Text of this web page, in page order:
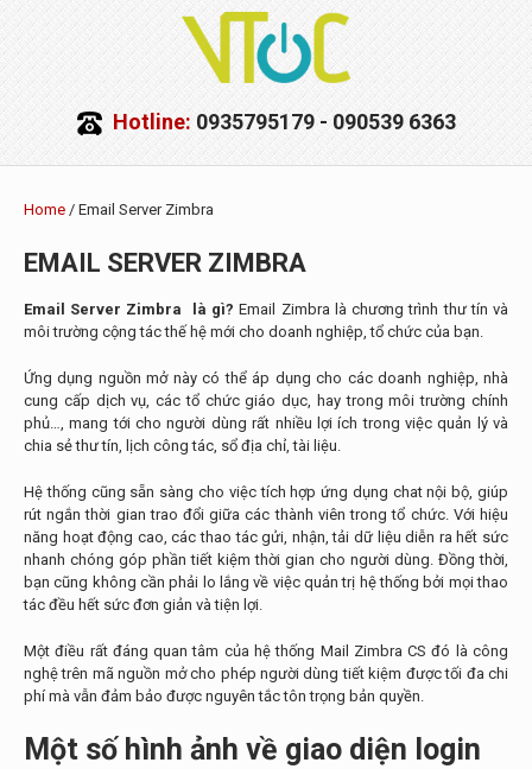
Hotline: 0935795179 - 090539 6363
Home / Email Server Zimbra
EMAIL SERVER ZIMBRA
Email Server Zimbra là gì?Email Zimbra là chương trình thư tín và
môi trường cộng tác thế hệ mới cho doanh nghiệp, tổ chức của bạn.
Ứng dụng nguồn mở này có thể áp dụng cho các doanh nghiệp, nhà
cung cấp dịch vụ, các tổ chức giáo dục, hay trong môi trường chính
phủ…, mang tới cho người dùng rất nhiều lợi ích trong việc quản lý và
chia sẻ thư tín, lịch công tác, sổ địa chỉ, tài liệu.
Hệ thống cũng sẵn sàng cho việc tích hợp ứng dụng chat nội bộ, giúp
rút ngắn thời gian trao đổi giữa các thành viên trong tổ chức. Với hiệu
năng hoạt động cao, các thao tác gửi, nhận, tải dữ liệu diễn ra hết sức
nhanh chóng góp phần tiết kiệm thời gian cho người dùng. Đồng thời,
bạn cũng không cần phải lo lắng về việc quản trị hệ thống bởi mọi thao
tác đều hết sức đơn giản và tiện lợi.
Một điều rất đáng quan tâm của hệ thống Mail Zimbra CS đó là công
nghệ trên mã nguồn mở cho phép người dùng tiết kiệm được tối đa chi
phí mà vẫn đảm bảo được nguyên tắc tôn trọng bản quyền.
Một số hình ảnh về giao diện login